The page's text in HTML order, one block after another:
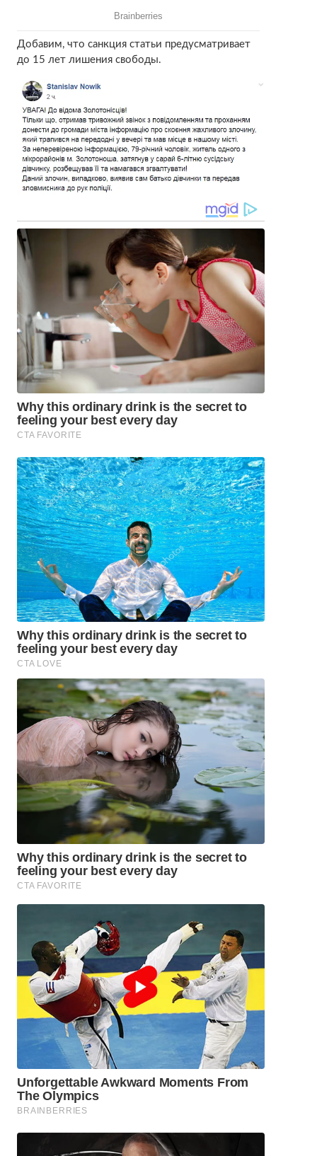
Добавим, что санкция статьи предусматривает
до 15 лет лишения свободы.